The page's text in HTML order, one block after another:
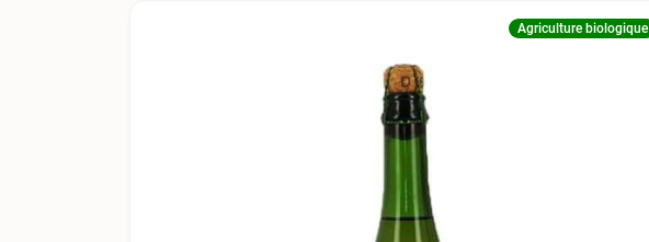
Agriculture biologique